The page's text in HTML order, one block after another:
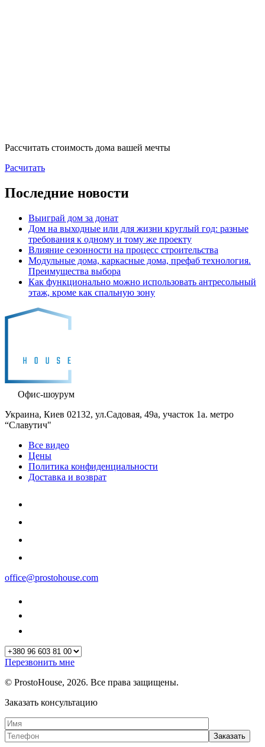
Рассчитать стоимость дома вашей мечты
Расчитать
Последние новости
Выиграй дом за донат
Дом на выходные или для жизни круглый год: разные
требования к одному и тому же проекту
Влияние сезонности на процесс строительства
Модульные дома, каркасные дома, префаб технология.
Преимущества выбора
Как функционально можно использовать антресольный
этаж, кроме как спальную зону
Офис-шоурум
Украина, Киев 02132, ул.Садовая, 49а, участок 1а. метро
“Славутич"
Все видео
Цены
Политика конфиденциальности
Доставка и возврат
office@prostohouse.com
Перезвонить мне
© ProstoHouse, 2026. Все права защищены.
Заказать консультацию